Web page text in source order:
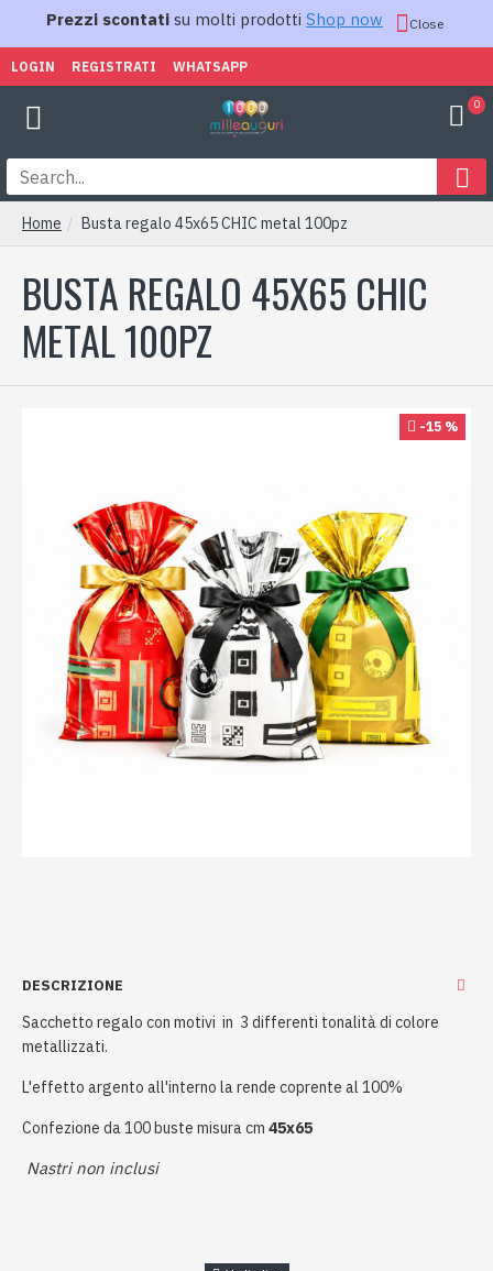
Prezzi scontati su molti prodotti Shop now Close
LOGIN REGISTRATI WHATSAPP
0
Home Busta regalo 45x65 CHIC metal 100pz
BUSTA REGALO 45X65 CHIC
METAL 100PZ
-15 %
DESCRIZIONE
Sacchetto regalo con motivi in 3 differenti tonalità di colore
metallizzati.
L'effetto argento all'interno la rende coprente al 100%
Confezione da 100 buste misura cm 45x65
Nastri non inclusi